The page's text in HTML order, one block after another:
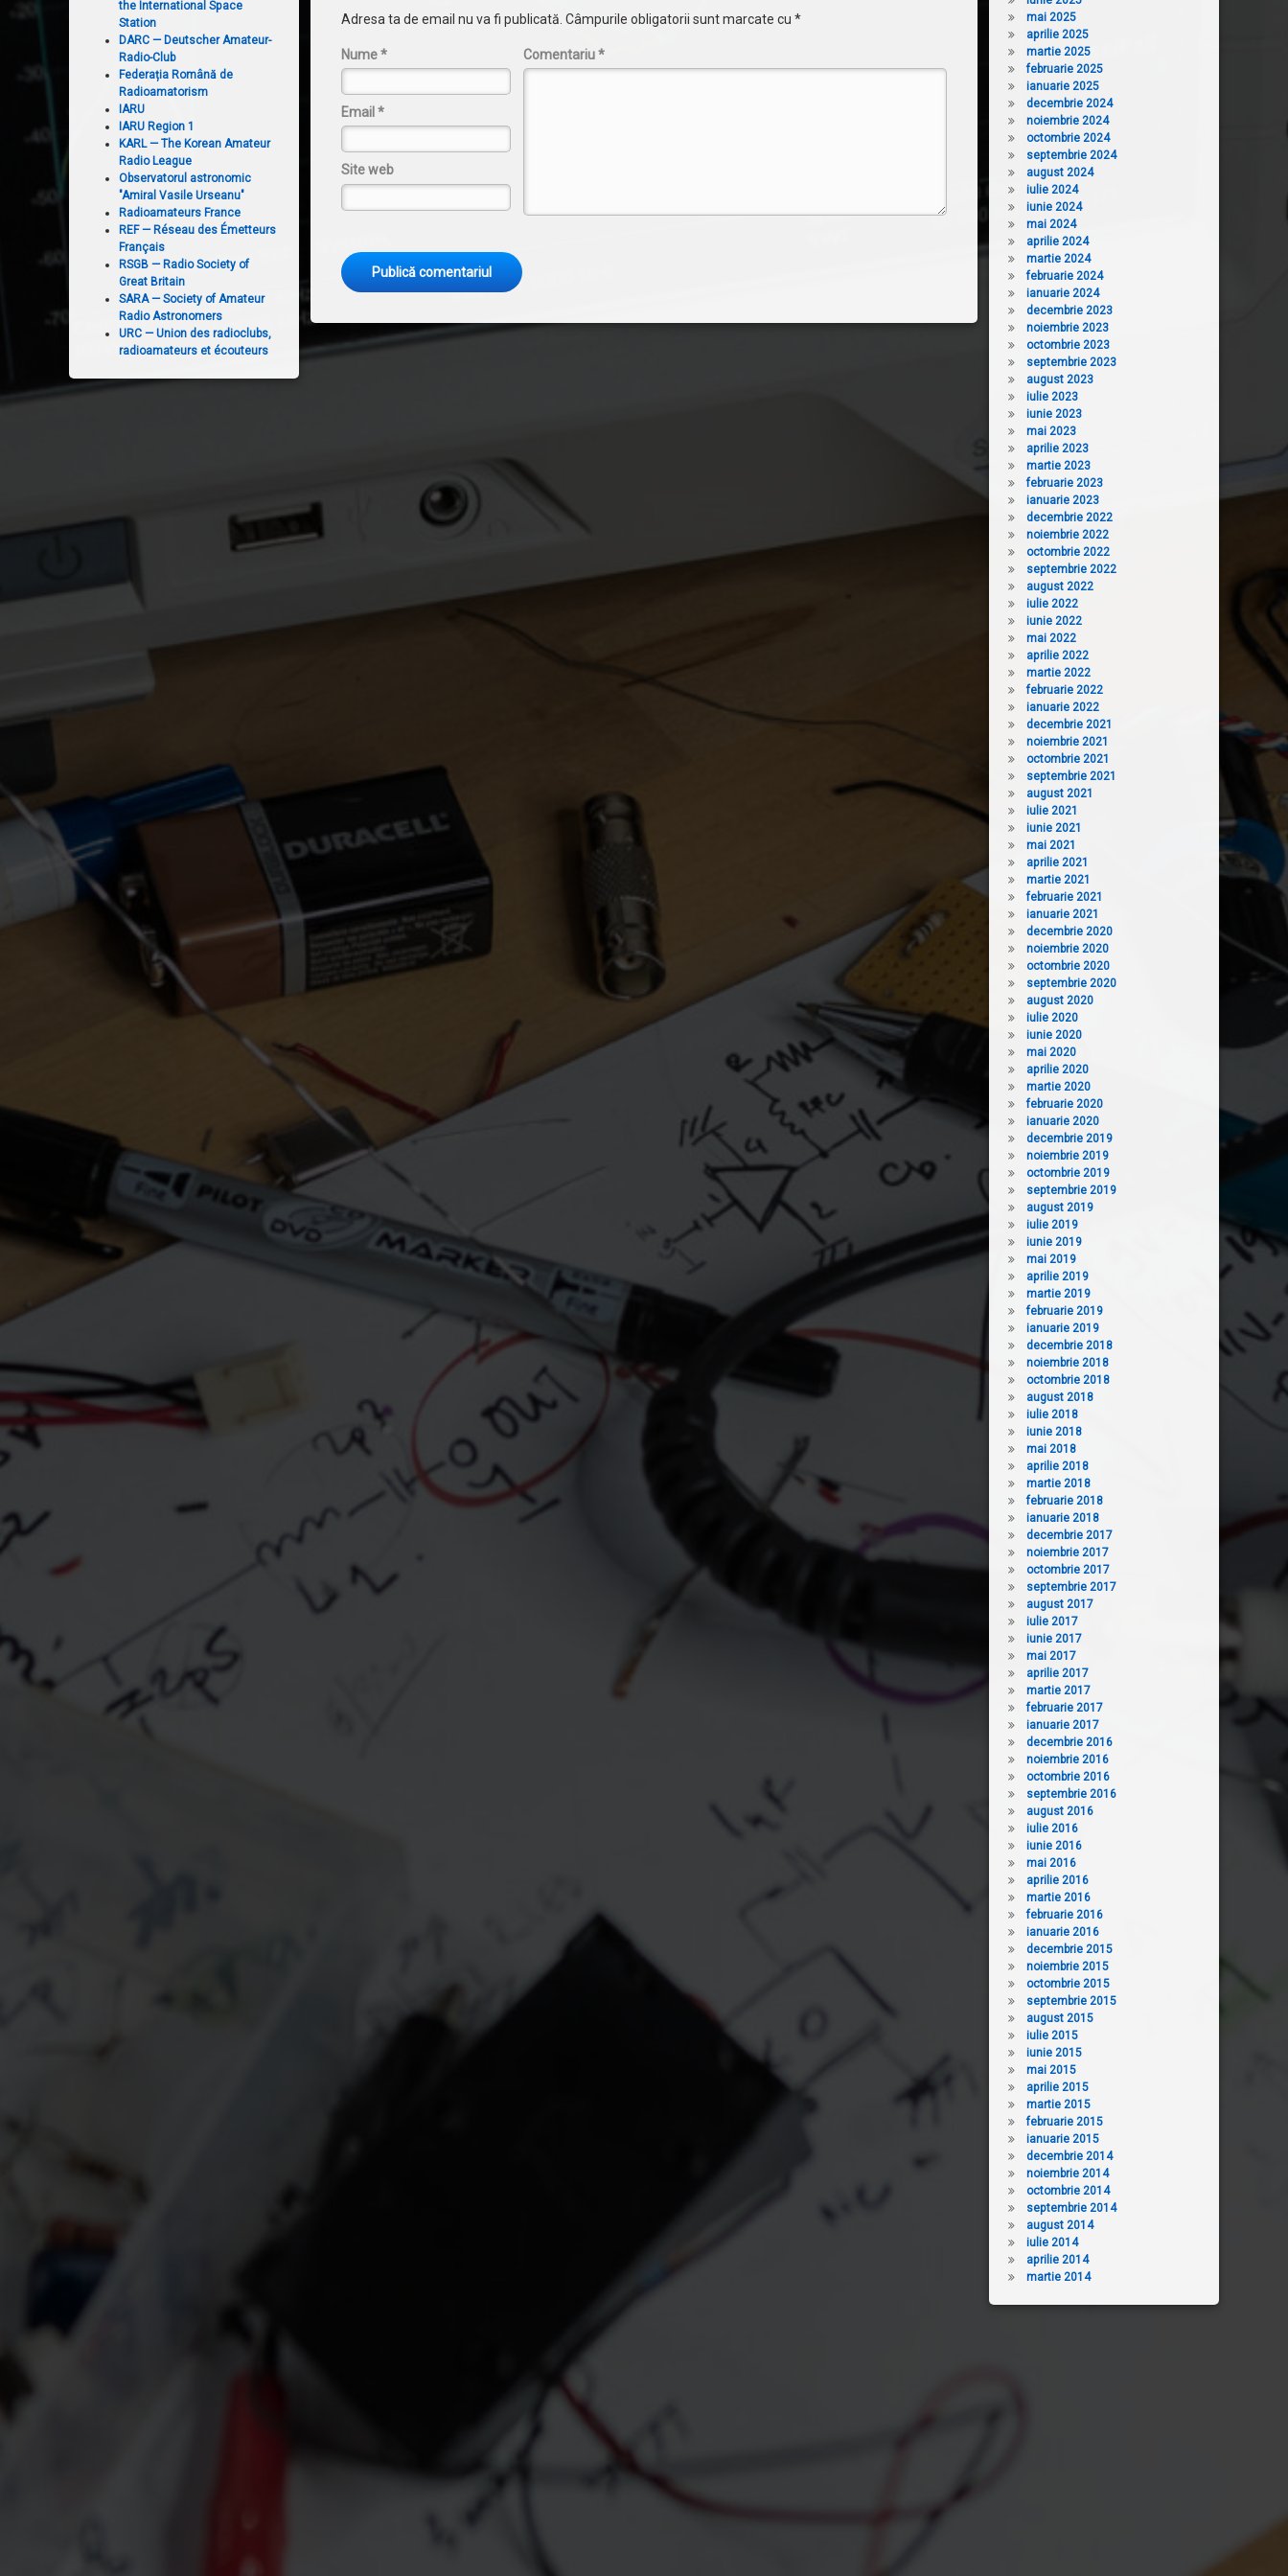
Adresa ta de email nu va fi publicată. Câmpurile obligatorii sunt marcate cu *
Comentariu*
Nume*
Email *
Site web
the International Space
Station
DARC — Deutscher Amateur-
Radio-Club
Federația Română de
Radioamatorism
IARU
IARU Region 1
KARL — The Korean Amateur
Radio League
Observatorul astronomic
"Amiral Vasile Urseanu"
Radioamateurs France
REF — Réseau des Émetteurs
Français
RSGB — Radio Society of
Great Britain
SARA — Society of Amateur
Radio Astronomers
URC — Union des radioclubs,
radioamateurs et écouteurs
mai 2025
aprilie 2025
martie 2025
februarie 2025
ianuarie 2025
decembrie 2024
noiembrie 2024
octombrie 2024
septembrie 2024
august 2024
iulie 2024
iunie 2024
mai 2024
aprilie 2024
martie 2024
februarie 2024
ianuarie 2024
decembrie 2023
noiembrie 2023
octombrie 2023
septembrie 2023
august 2023
iulie 2023
iunie 2023
mai 2023
aprilie 2023
martie 2023
februarie 2023
ianuarie 2023
decembrie 2022
noiembrie 2022
octombrie 2022
septembrie 2022
august 2022
iulie 2022
iunie 2022
mai 2022
aprilie 2022
martie 2022
februarie 2022
ianuarie 2022
decembrie 2021
noiembrie 2021
octombrie 2021
septembrie 2021
august 2021
iulie 2021
iunie 2021
mai 2021
aprilie 2021
martie 2021
februarie 2021
ianuarie 2021
decembrie 2020
noiembrie 2020
octombrie 2020
septembrie 2020
august 2020
iulie 2020
iunie 2020
mai 2020
aprilie 2020
martie 2020
februarie 2020
ianuarie 2020
decembrie 2019
noiembrie 2019
octombrie 2019
septembrie 2019
august 2019
iulie 2019
iunie 2019
mai 2019
aprilie 2019
martie 2019
februarie 2019
ianuarie 2019
decembrie 2018
noiembrie 2018
octombrie 2018
august 2018
iulie 2018
iunie 2018
mai 2018
aprilie 2018
martie 2018
februarie 2018
ianuarie 2018
decembrie 2017
noiembrie 2017
octombrie 2017
septembrie 2017
august 2017
iulie 2017
iunie 2017
mai 2017
aprilie 2017
martie 2017
februarie 2017
ianuarie 2017
decembrie 2016
noiembrie 2016
octombrie 2016
septembrie 2016
august 2016
iulie 2016
iunie 2016
mai 2016
aprilie 2016
martie 2016
februarie 2016
ianuarie 2016
decembrie 2015
noiembrie 2015
octombrie 2015
septembrie 2015
august 2015
iulie 2015
iunie 2015
mai 2015
aprilie 2015
martie 2015
februarie 2015
ianuarie 2015
decembrie 2014
noiembrie 2014
octombrie 2014
septembrie 2014
august 2014
iulie 2014
aprilie 2014
martie 2014